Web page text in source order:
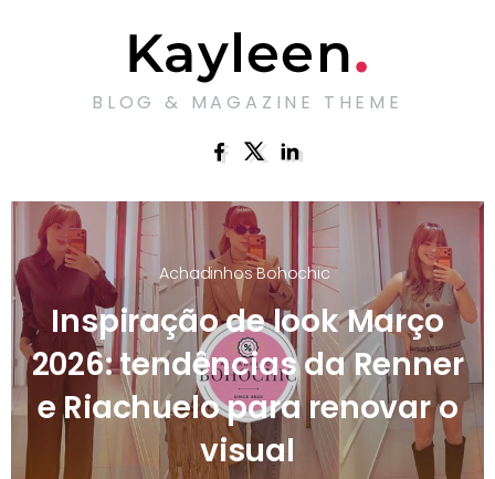
BLOG & MAGAZINE THEME
Achadinhos Bohochic
Look Renner outono 2026:
novidades para deixar seu
guarda-roupas com estilo